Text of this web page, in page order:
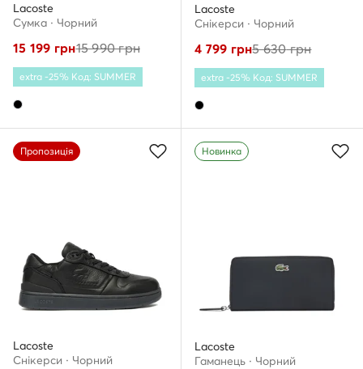
Lacoste
Сумка · Чорний
15 199 грн15 990грн
extra -25% Код: SUMMER
Lacoste
Снікерcи · Чорний
4 799 грн5 630грн
extra -25% Код: SUMMER
Пропозиція
Lacoste
Снікерcи · Чорний
Новинка
Lacoste
Гаманець · Чорний